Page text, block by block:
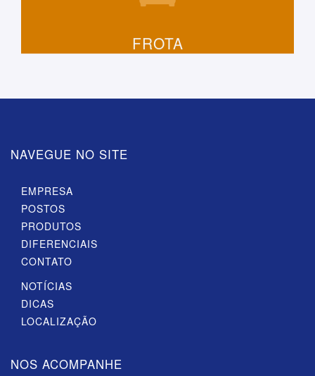
FROTA
NAVEGUE NO SITE
EMPRESA
POSTOS
PRODUTOS
DIFERENCIAIS
CONTATO
NOTÍCIAS
DICAS
LOCALIZAÇÃO
NOS ACOMPANHE